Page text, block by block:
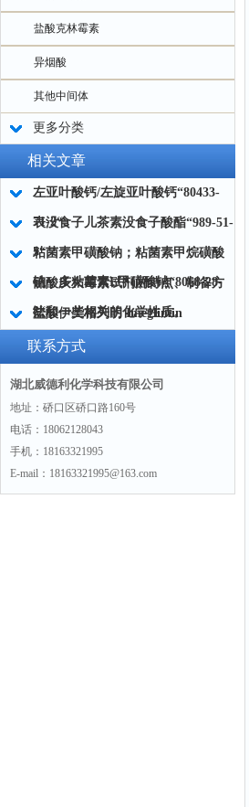
盐酸克林霉素
异烟酸
其他中间体
更多分类
相关文章
左亚叶酸钙/左旋亚叶酸钙“80433-
71-2“
表没食子儿茶素没食子酸酯“989-51-
5“
粘菌素甲磺酸钠；粘菌素甲烷磺酸
钠；多粘菌素E甲磺酸钠“8068-28-
8“
硫酸庆大霉素试剂的特点、制备方
法和一些相关的化学性质。
盐酸伊美格列明 Imeglimin
(hydrochloride)“775351-61-6“
联系方式
湖北威德利化学科技有限公司
地址：硚口区硚口路160号
电话：18062128043
手机：18163321995
E-mail：18163321995@163.com